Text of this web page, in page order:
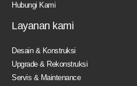
Hubungi Kami
Layanan kami
Desain & Konstruksi
Upgrade & Rekonstruksi
Servis & Maintenance